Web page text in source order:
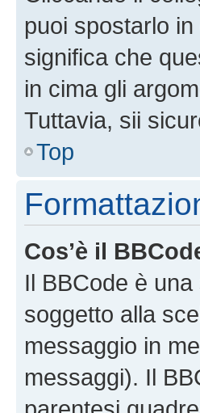
puoi spostarlo
significa che
in cima gli
Tuttavia, sii
Top
Cos’è il
Il BBCode è una
soggetto alla
messaggio in
messaggi). Il